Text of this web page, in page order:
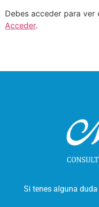
Debes acceder para
Acceder.
Si tenes alguna